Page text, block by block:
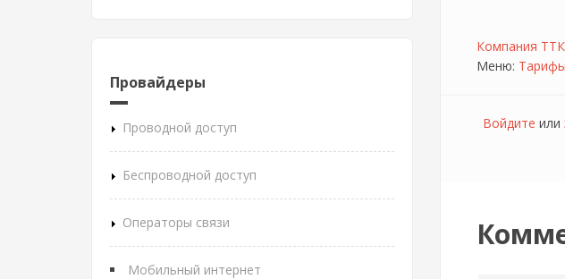
Провайдеры
Проводной доступ
Беспроводной доступ
Операторы связи
Мобильный интернет
Компания ТТК
Меню: Тарифы
Войдите или